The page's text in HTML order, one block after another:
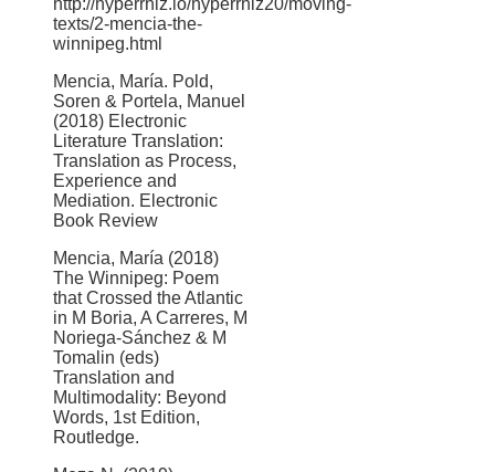
http://hyperrhiz.io/hyperrhiz20/moving-
texts/2-mencia-the-
winnipeg.html
Mencia, María. Pold,
Soren & Portela, Manuel
(2018) Electronic
Literature Translation:
Translation as Process,
Experience and
Mediation. Electronic
Book Review
Mencia, María (2018)
The Winnipeg: Poem
that Crossed the Atlantic
in M Boria, A Carreres, M
Noriega-Sánchez & M
Tomalin (eds)
Translation and
Multimodality: Beyond
Words, 1st Edition,
Routledge.